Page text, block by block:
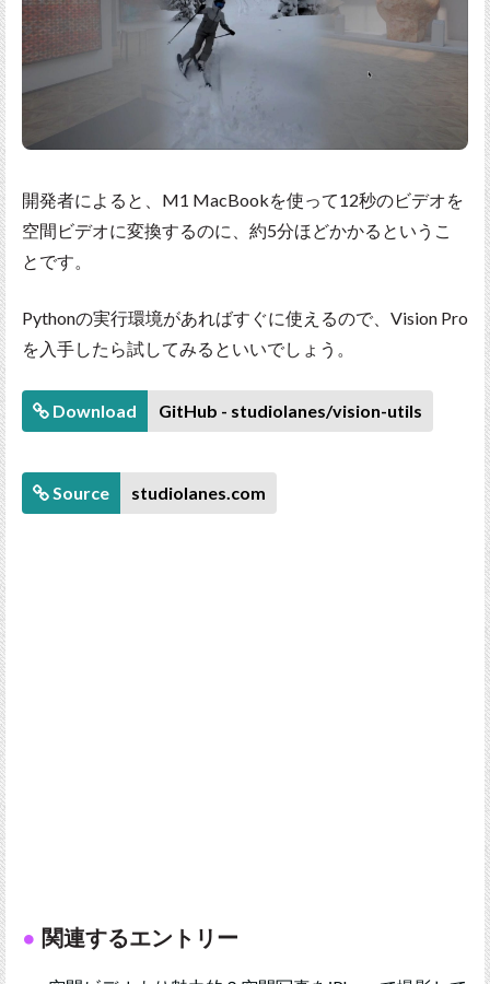
開発者によると、M1 MacBookを使って12秒のビデオを
空間ビデオに変換するのに、約5分ほどかかるというこ
とです。
Pythonの実行環境があればすぐに使えるので、Vision Pro
を入手したら試してみるといいでしょう。
Download GitHub - studiolanes/vision-utils
Source studiolanes.com
関連するエントリー